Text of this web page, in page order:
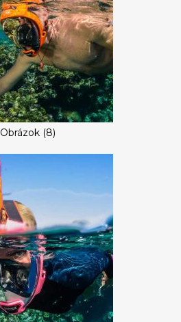
Obrázok (8)